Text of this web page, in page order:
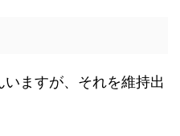
ますが、それを維持出